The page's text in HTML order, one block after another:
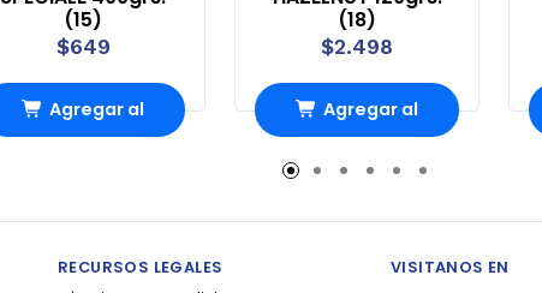
(15)
$649
Agregar al
(18)
$2.498
Agregar al
Carro
RECURSOS LEGALES VISITANOS EN